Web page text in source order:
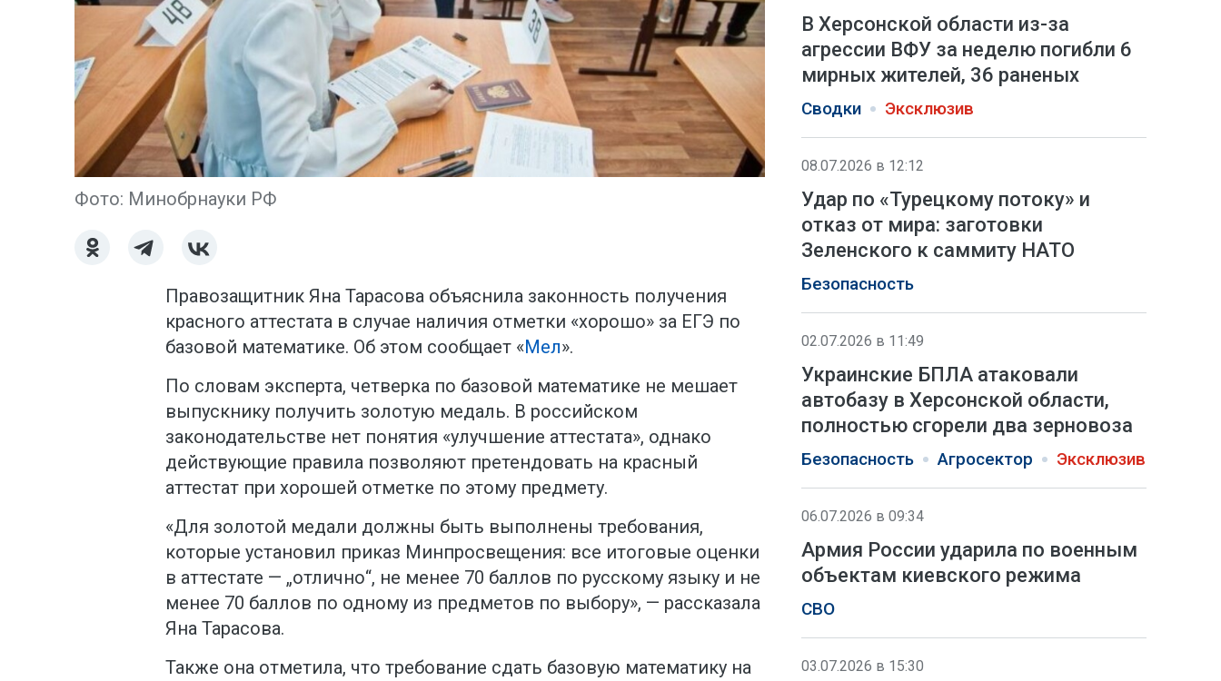
Фото: Минобрнауки РФ
Правозащитник Яна Тарасова объяснила законность получения
красного аттестата в случае наличия отметки «хорошо» за ЕГЭ по
базовой математике. Об этом сообщает «Мел».
По словам эксперта, четверка по базовой математике не мешает
выпускнику получить золотую медаль. В российском
законодательстве нет понятия «улучшение аттестата», однако
действующие правила позволяют претендовать на красный
аттестат при хорошей отметке по этому предмету.
«Для золотой медали должны быть выполнены требования,
которые установил приказ Минпросвещения: все итоговые оценки
в аттестате — „отлично“, не менее 70 баллов по русскому языку и не
менее 70 баллов по одному из предметов по выбору», — рассказала
Яна Тарасова.
Также она отметила, что требование сдать базовую математику на
В Херсонской области из-за
агрессии ВФУ за неделю погибли 6
мирных жителей, 36 раненых
Сводки Эксклюзив
08.07.2026 в 12:12
Удар по «Турецкому потоку» и
отказ от мира: заготовки
Зеленского к саммиту НАТО
Безопасность
02.07.2026 в 11:49
Украинские БПЛА атаковали
автобазу в Херсонской области,
полностью сгорели два зерновоза
Безопасность Агросектор Эксклюзив
06.07.2026 в 09:34
Армия России ударила по военным
объектам киевского режима
СВО
03.07.2026 в 15:30